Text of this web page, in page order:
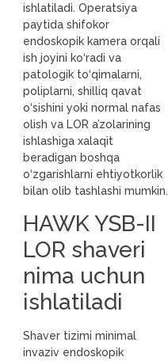
ishlatiladi. Operatsiya
paytida shifokor
endoskopik kamera orqali
ish joyini ko‘radi va
patologik to‘qimalarni,
poliplarni, shilliq qavat
o‘sishini yoki normal nafas
olish va LOR a’zolarining
ishlashiga xalaqit
beradigan boshqa
o‘zgarishlarni ehtiyotkorlik
bilan olib tashlashi mumkin.
HAWK YSB-II
LOR shaveri
nima uchun
ishlatiladi
Shaver tizimi minimal
invaziv endoskopik